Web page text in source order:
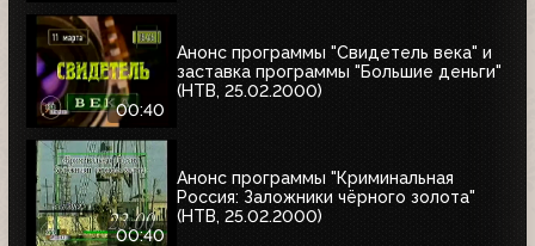
00:40
Анонс программы "Свидетель века" и
заставка программы "Большие деньги"
(НТВ, 25.02.2000)
00:40
Анонс программы "Криминальная
Россия: Заложники чёрного золота"
(НТВ, 25.02.2000)